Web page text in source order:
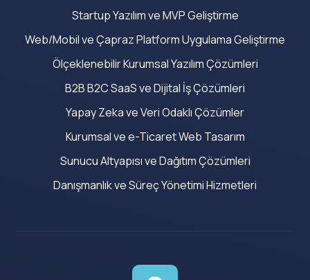
Startup Yazılım ve MVP Geliştirme
Web/Mobil ve Çapraz Platform Uygulama Geliştirme
Ölçeklenebilir Kurumsal Yazılım Çözümleri
B2B B2C SaaS ve Dijital İş Çözümleri
Yapay Zeka ve Veri Odaklı Çözümler
Kurumsal ve e-Ticaret Web Tasarım
Sunucu Altyapısı ve Dağıtım Çözümleri
Danışmanlık ve Süreç Yönetimi Hizmetleri